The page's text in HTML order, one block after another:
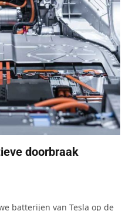
doorbraak
batterijen van Tesla op de